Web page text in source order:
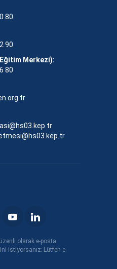
80
90
Merkezi):
80
olarak e-posta
istiyorsanız; Lütfen e-